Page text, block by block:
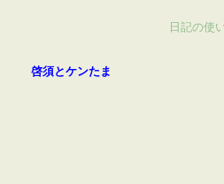
日記の使
啓須とケンたま